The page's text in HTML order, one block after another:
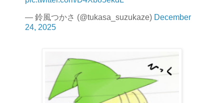
— 鈴風つかさ (@tukasa_suzukaze) December
24, 2025